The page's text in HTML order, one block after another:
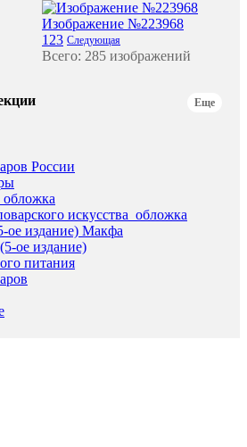
Изображение №223968
1 23 Следующая
Всего: 285 изображений
Еще
России
искусства_обложка
ое издание) Макфа
ое издание)
питания